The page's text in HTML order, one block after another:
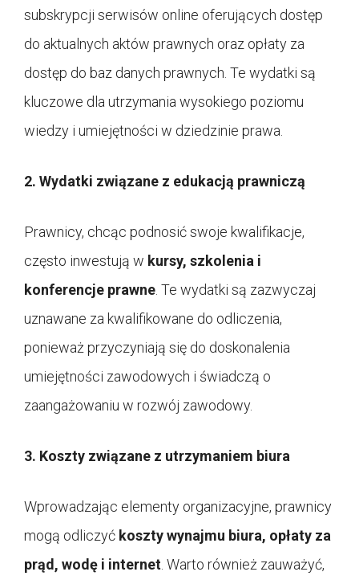
subskrypcji serwisów online oferujących dostęp
do aktualnych aktów prawnych oraz opłaty za
dostęp do baz danych prawnych. Te wydatki są
kluczowe dla utrzymania wysokiego poziomu
wiedzy i umiejętności w dziedzinie prawa.
2. Wydatki związane z edukacją prawniczą
Prawnicy, chcąc podnosić swoje kwalifikacje,
często inwestują w kursy, szkolenia i
konferencje prawne. Te wydatki są zazwyczaj
uznawane za kwalifikowane do odliczenia,
ponieważ przyczyniają się do doskonalenia
umiejętności zawodowych i świadczą o
zaangażowaniu w rozwój zawodowy.
3. Koszty związane z utrzymaniem biura
Wprowadzając elementy organizacyjne, prawnicy
mogą odliczyć koszty wynajmu biura, opłaty za
prąd, wodę i internet. Warto również zauważyć,